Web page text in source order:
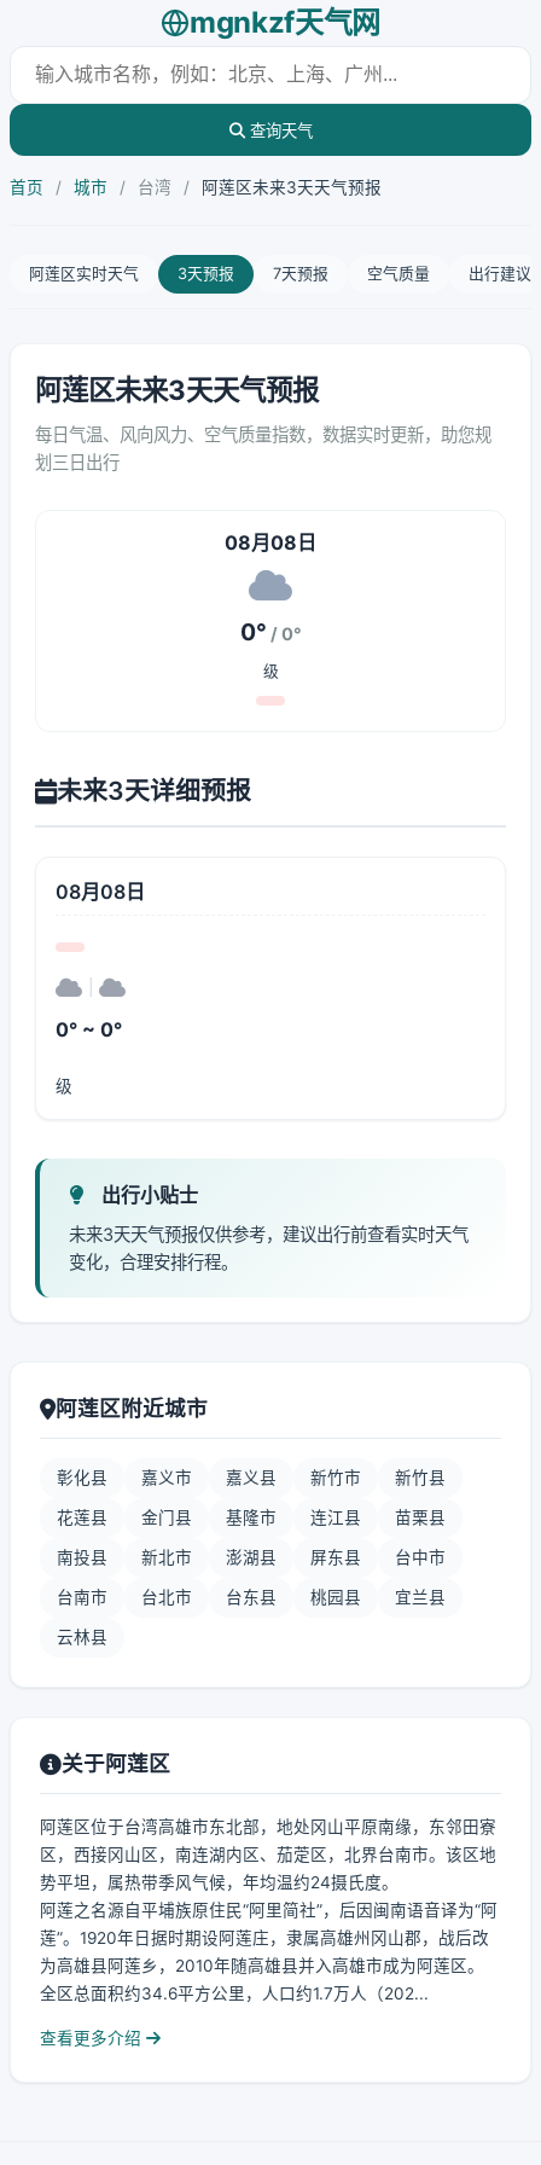
mgnkzf天气网
查询天气
首页 / 城市 / 台湾 / 阿莲区未来3天天气预报
阿莲区实时天气 3天预报 7天预报 空气质量 出行建议
阿莲区未来3天天气预报
每日气温、风向风力、空气质量指数，数据实时更新，助您规
划三日出行
08月08日
0° / 0°
级
未来3天详细预报
08月08日
0° ~ 0°
级
出行小贴士
未来3天天气预报仅供参考，建议出行前查看实时天气
变化，合理安排行程。
阿莲区附近城市
彰化县 嘉义市 嘉义县 新竹市 新竹县
花莲县 金门县 基隆市 连江县 苗栗县
南投县 新北市 澎湖县 屏东县 台中市
台南市 台北市 台东县 桃园县 宜兰县
云林县
关于阿莲区
阿莲区位于台湾高雄市东北部，地处冈山平原南缘，东邻田寮
区，西接冈山区，南连湖内区、茄萣区，北界台南市。该区地
势平坦，属热带季风气候，年均温约24摄氏度。
阿莲之名源自平埔族原住民“阿里简社”，后因闽南语音译为“阿
莲”。1920年日据时期设阿莲庄，隶属高雄州冈山郡，战后改
为高雄县阿莲乡，2010年随高雄县并入高雄市成为阿莲区。
全区总面积约34.6平方公里，人口约1.7万人（202...
查看更多介绍